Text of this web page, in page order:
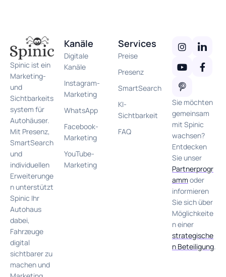
Spinic ist ein
Marketing-
und
Sichtbarkeits
system für
Autohäuser.
Mit Presenz,
SmartSearch
und
individuellen
Erweiterunge
n unterstützt
Spinic Ihr
Autohaus
dabei,
Fahrzeuge
digital
sichtbarer zu
machen und
Kanäle
Digitale
Kanäle
Instagram-
Marketing
WhatsApp
Facebook-
Marketing
YouTube-
Marketing
Services
Preise
Presenz
SmartSearch
KI-
Sichtbarkeit
FAQ
Sie möchten
gemeinsam
mit Spinic
wachsen?
Entdecken
Sie unser
Partnerprogr
amm oder
informieren
Sie sich über
Möglichkeite
n einer
strategische
n Beteiligung.